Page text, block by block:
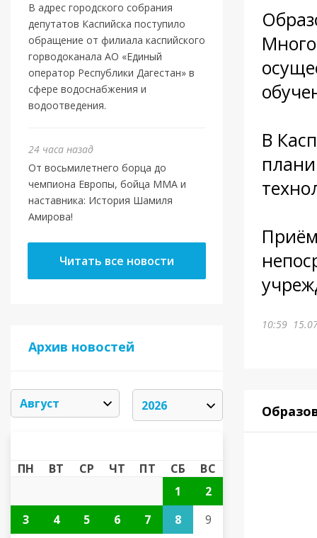
В адрес городского собрания
депутатов Каспийска поступило
обращение от филиала каспийского
горводоканала АО «Единый
оператор Республики Дагестан» в
сфере водоснабжения и
водоотведения.
24 часа назад
От восьмилетнего борца до
чемпиона Европы, бойца ММА и
наставника: История Шамиля
Амирова!
Читать все новости
Архив новостей
ПН ВТ СР ЧТ ПТ СБ
ВС
1
2
3
4 5 6 7 8
9
В
10:59